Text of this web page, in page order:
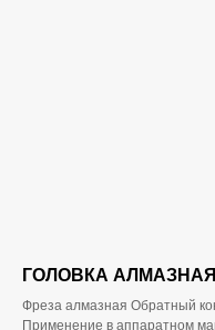
ГОЛОВКА АЛМАЗНАЯ
Фреза алмазная Обратный
Применение в аппаратном